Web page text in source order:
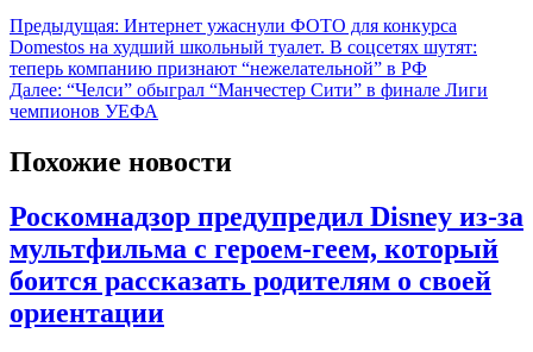
Предыдущая: Интернет ужаснули ФОТО для конкурса
Domestos на худший школьный туалет. В соцсетях шутят:
теперь компанию признают “нежелательной” в РФ
Далее: “Челси” обыграл “Манчестер Сити” в финале Лиги
чемпионов УЕФА
Похожие новости
Роскомнадзор предупредил Disney из-за
мультфильма c героем-геем, который
боится рассказать родителям о своей
ориентации